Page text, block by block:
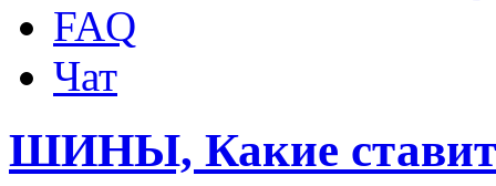
FAQ
Чат
ШИНЫ, Какие